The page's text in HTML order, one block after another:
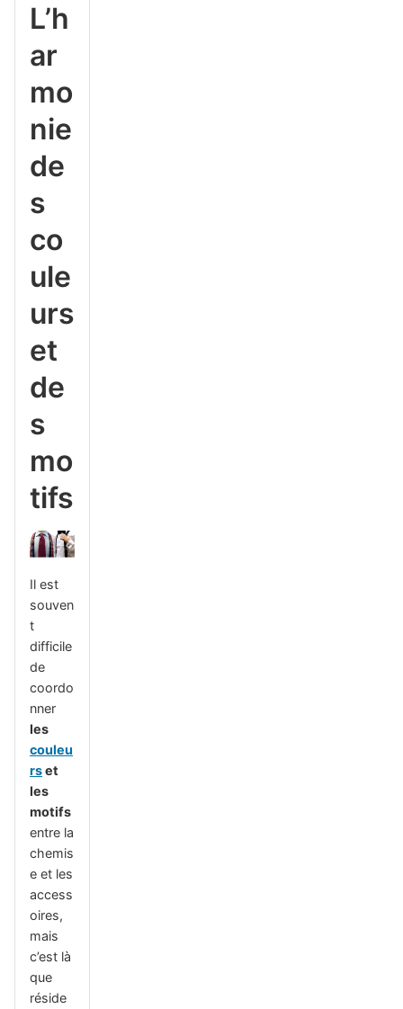
L’h
ar
mo
nie
de
s
co
ule
urs
et
de
s
mo
tifs
Il est
souven
t
difficile
de
coordo
nner
les
couleu
rset
les
motifs
entre la
chemis
e et les
access
oires,
mais
c’est là
que
réside